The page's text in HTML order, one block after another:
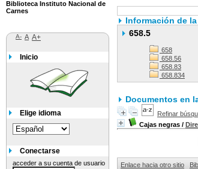
Información de
658.5
658
658.56
658.83
658.834
Documentos en
Refinar
Cajas negras /
Enlace hacia otro sitio
Biblioteca Instituto Nacional de
Carnes
A- A A+
Inicio
Elige idioma
Conectarse
acceder a su cuenta de usuario